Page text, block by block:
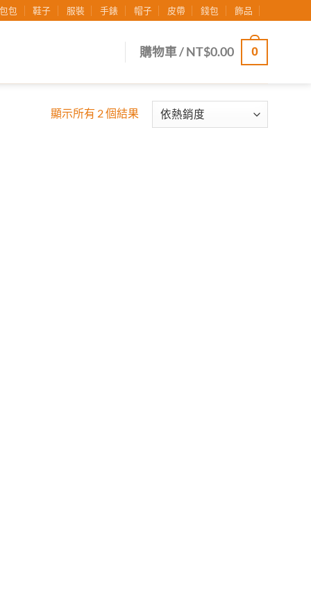
包包 鞋子 服裝 手錶 帽子 皮帶 錢包 飾品
購物車 /NT$0.00 0
顯示所有 2 個結果